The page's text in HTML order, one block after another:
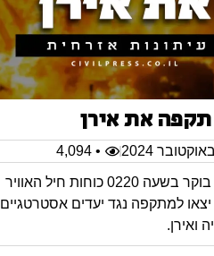
את אירן
• 4,094
היום לפנות בוקר בשעה 0220 כוחות חיל האוויר
יצאו למתקפה נגד יעדים אסטרטגיים
ואירן.